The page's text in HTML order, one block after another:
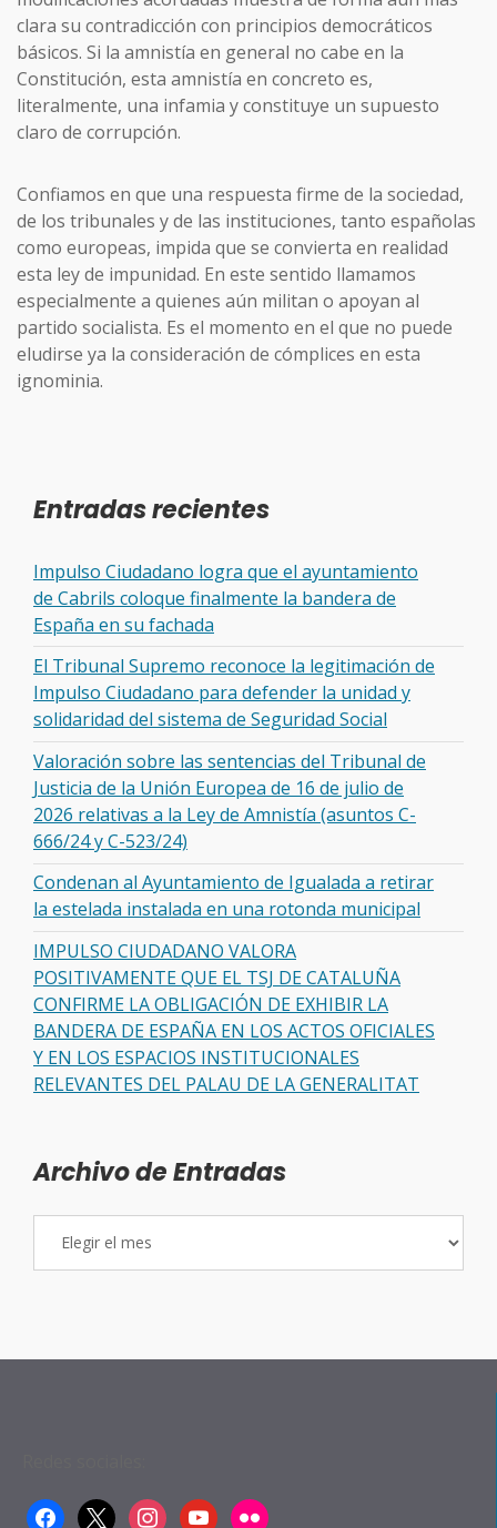
clara su contradicción con principios democráticos
básicos. Si la amnistía en general no cabe en la
Constitución, esta amnistía en concreto es,
literalmente, una infamia y constituye un supuesto
claro de corrupción.
Confiamos en que una respuesta firme de la sociedad,
de los tribunales y de las instituciones, tanto españolas
como europeas, impida que se convierta en realidad
esta ley de impunidad. En este sentido llamamos
especialmente a quienes aún militan o apoyan al
partido socialista. Es el momento en el que no puede
eludirse ya la consideración de cómplices en esta
ignominia.
Entradas recientes
Impulso Ciudadano logra que el ayuntamiento
de Cabrils coloque finalmente la bandera de
España en su fachada
El Tribunal Supremo reconoce la legitimación de
Impulso Ciudadano para defender la unidad y
solidaridad del sistema de Seguridad Social
Valoración sobre las sentencias del Tribunal de
Justicia de la Unión Europea de 16 de julio de
2026 relativas a la Ley de Amnistía (asuntos C-
666/24 y C-523/24)
Condenan al Ayuntamiento de Igualada a retirar
la estelada instalada en una rotonda municipal
IMPULSO CIUDADANO VALORA
POSITIVAMENTE QUE EL TSJ DE CATALUÑA
CONFIRME LA OBLIGACIÓN DE EXHIBIR LA
BANDERA DE ESPAÑA EN LOS ACTOS OFICIALES
Y EN LOS ESPACIOS INSTITUCIONALES
RELEVANTES DEL PALAU DE LA GENERALITAT
Archivo de Entradas
facebook
x instagramyoutubeflickr